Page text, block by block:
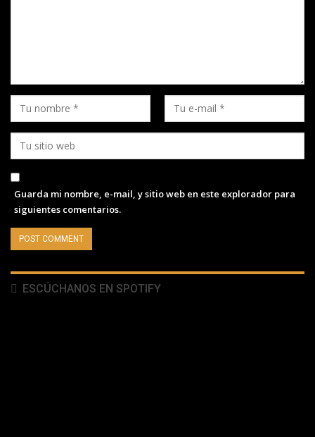
Guarda mi nombre, e-mail, y sitio web en este explorador para
siguientes comentarios.
ESCÚCHANOS EN SPOTIFY